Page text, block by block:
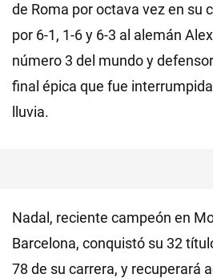
de Roma por octava vez en su
por 6-1, 1-6 y 6-3 al alemán
número 3 del mundo y
final épica que fue
lluvia.
Nadal, reciente campeón en
Barcelona, conquistó su 32
78 de su carrera, y recuperará